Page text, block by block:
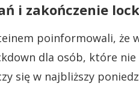
i zakończenie
poinformowali, że
dla osób, które nie
się w najbliższy